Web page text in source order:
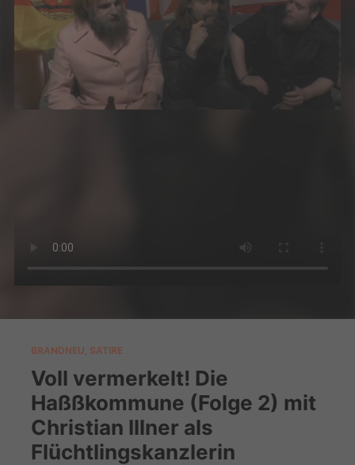
BRANDNEU SATIRE
Voll vermerkelt! Die
Haßßkommune (Folge 2) mit
Christian Illner als
Flüchtlingskanzlerin